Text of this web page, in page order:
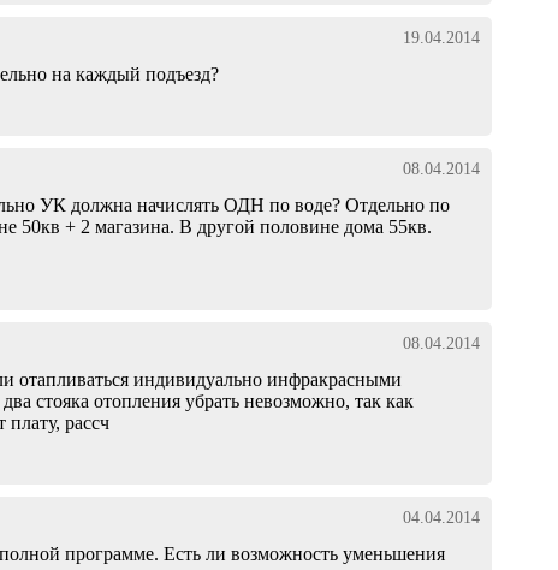
19.04.2014
на каждый подъезд?
08.04.2014
УК должна начислять ОДН по воде? Отдельно по
50кв + 2 магазина. В другой половине дома 55кв.
08.04.2014
индивидуально инфракрасными
стояка отопления убрать невозможно, так как
рассч
04.04.2014
программе. Есть ли возможность уменьшения